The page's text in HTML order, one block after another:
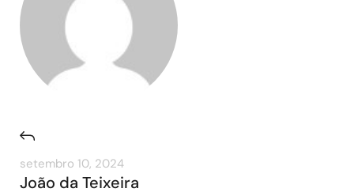
setembro 10, 2024
João da Teixeira